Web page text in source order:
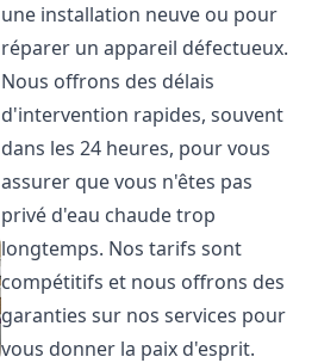
une installation neuve ou pour
réparer un appareil défectueux.
Nous offrons des délais
d'intervention rapides, souvent
dans les 24 heures, pour vous
assurer que vous n'êtes pas
privé d'eau chaude trop
longtemps. Nos tarifs sont
compétitifs et nous offrons des
garanties sur nos services pour
vous donner la paix d'esprit.